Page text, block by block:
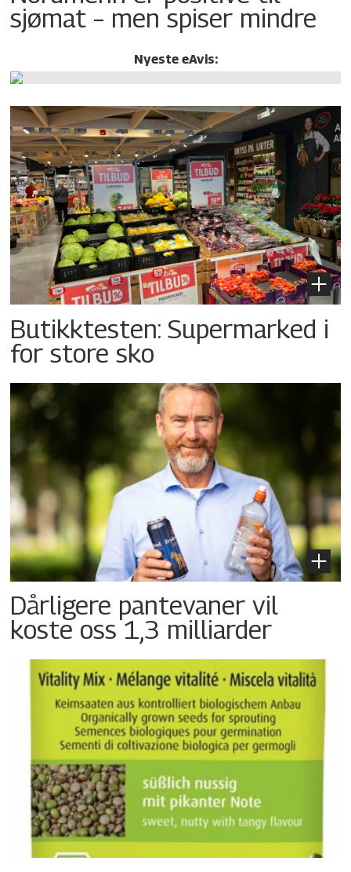
sjømat – men spiser mindre
Nyeste eAvis:
Butikktesten: Supermarked i
for store sko
Dårligere pantevaner vil
koste oss 1,3 milliarder